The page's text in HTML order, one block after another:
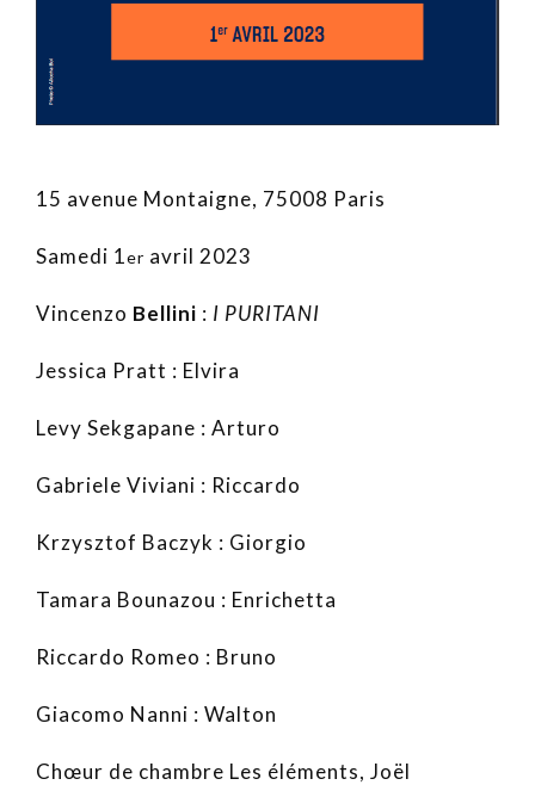
15 avenue Montaigne, 75008 Paris
Samedi 1er avril 2023
Vincenzo Bellini : I PURITANI
Jessica Pratt : Elvira
Levy Sekgapane : Arturo
Gabriele Viviani : Riccardo
Krzysztof Baczyk : Giorgio
Tamara Bounazou : Enrichetta
Riccardo Romeo : Bruno
Giacomo Nanni : Walton
Chœur de chambre Les éléments, Joël